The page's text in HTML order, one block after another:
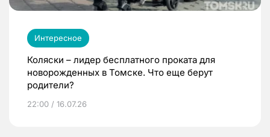
Интересное
Коляски – лидер бесплатного проката для
новорожденных в Томске. Что еще берут
родители?
22:00 / 16.07.26